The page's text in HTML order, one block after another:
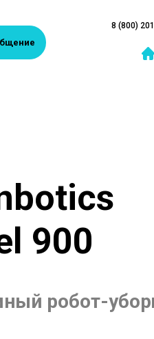
8 (800)
900
робот-